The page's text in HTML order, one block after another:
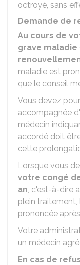
octroyé, sans
Demande de
Au cours de
grave maladie
maladie est
que le conseil
Vous devez
accompagnée
médecin
accordé doit
cette
Lorsque vous
votre congé
an, c'est-à-dire
plein
prononcée
Votre
un médecin
En cas de